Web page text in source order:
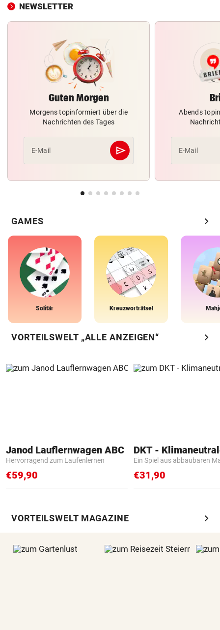
NEWSLETTER
Guten Morgen
Morgens topinformiert über die
Nachrichten des Tages
E-Mail send
Abschicken
Abends
E-Mail
GAMES chevron_right
Solitär Kreuzworträtsel
VORTEILSWELT „ALLE ANZEIGEN“ chevron_right
Janod Lauflernwagen ABC
Hervorragend zum Laufenlernen
€59,90
Ein Spiel aus abbaubaren
€31,90
VORTEILSWELT MAGAZINE chevron_right